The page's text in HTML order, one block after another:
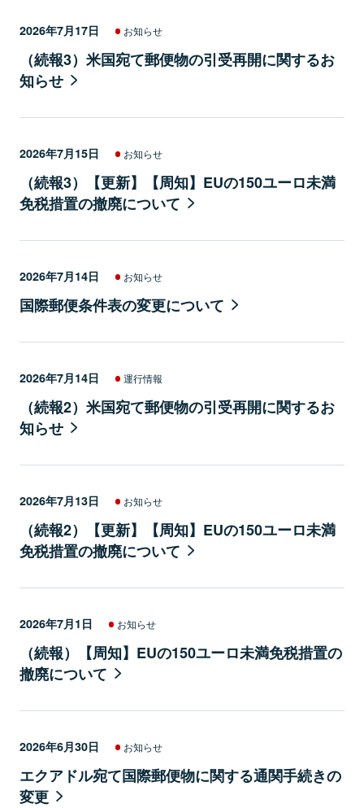
2026年7月17日 お知らせ
（続報3）米国宛て郵便物の引受再開に関するお
知らせ
2026年7月15日 お知らせ
（続報3）【更新】【周知】EUの150ユーロ未満
免税措置の撤廃について
2026年7月14日 お知らせ
国際郵便条件表の変更について
2026年7月14日 運行情報
（続報2）米国宛て郵便物の引受再開に関するお
知らせ
2026年7月13日 お知らせ
（続報2）【更新】【周知】EUの150ユーロ未満
免税措置の撤廃について
2026年7月1日 お知らせ
（続報）【周知】EUの150ユーロ未満免税措置の
撤廃について
2026年6月30日 お知らせ
エクアドル宛て国際郵便物に関する通関手続きの
変更